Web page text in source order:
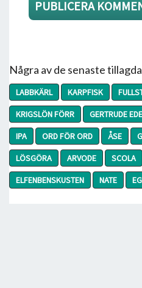
Några av de senaste
LABBKÄRL KARPFISK
KRIGSLÖN FÖRR
GERTRUDE
IPA
ORD FÖR ORD ÅSE
LÖSGÖRA
ARVODE SCOLA
ELFENBENSKUSTEN
NATE